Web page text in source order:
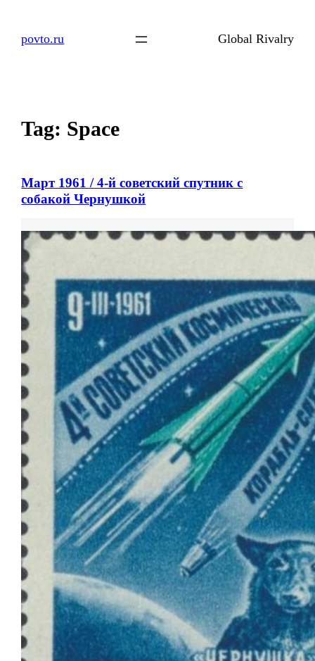
povto.ru Global Rivalry
Tag: Space
Март 1961 / 4-й советский спутник с
собакой Чернушкой